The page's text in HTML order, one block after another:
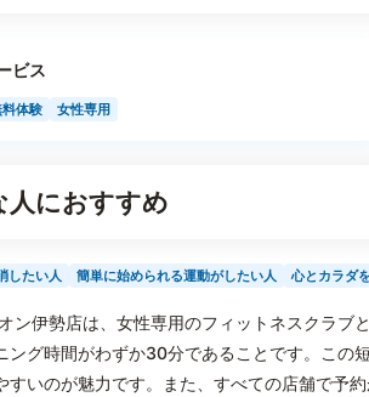
ビス
体験 女性専用
人におすすめ
したい人 簡単に始められる運動がしたい人 心とカラダ
ン伊勢店は、女性専用のフィットネスクラブ
ング時間がわずか30分であることです。この
すいのが魅力です。また、すべての店舗で予